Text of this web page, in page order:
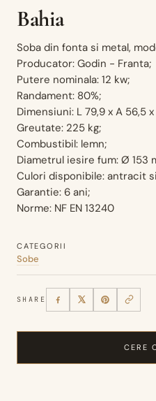
Bahia
Soba din fonta si metal,
Producator: Godin - Franta;
Putere nominala: 12 kw;
Randament: 80%;
Dimensiuni: L 79,9 x A 56,5 x
Greutate: 225 kg;
Combustibil: lemn;
Diametrul iesire fum: Ø 153
Culori disponibile: antracit
Garantie: 6 ani;
Norme: NF EN 13240
CATEGORII
Sobe
SHARE
CERE